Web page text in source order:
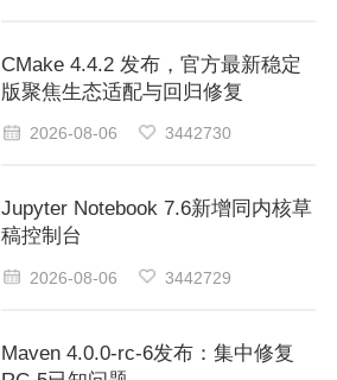
CMake 4.4.2 发布，官方最新稳定
版聚焦生态适配与回归修复
2026-08-06 3442730
Jupyter Notebook 7.6新增同内核草
稿控制台
2026-08-06 3442729
Maven 4.0.0-rc-6发布：集中修复